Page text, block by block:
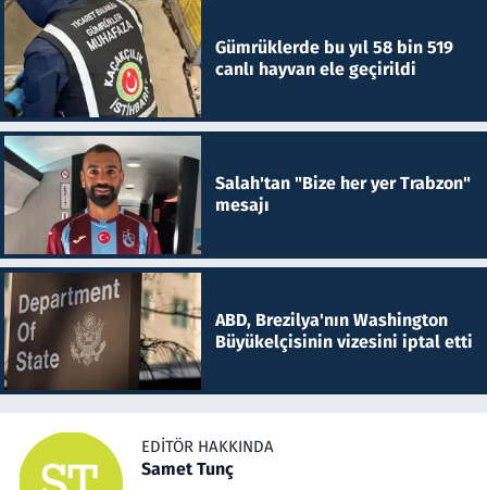
Gümrüklerde bu yıl 58 bin 519
canlı hayvan ele geçirildi
Salah'tan "Bize her yer Trabzon"
mesajı
ABD, Brezilya'nın Washington
Büyükelçisinin vizesini iptal etti
EDITÖR HAKKINDA
Samet Tunç